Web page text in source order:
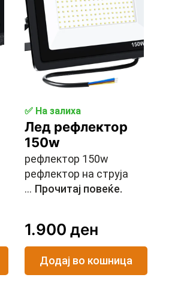
✅ На залиха
Лед рефлектор
150w
рефлектор 150w
рефлектор на струја
... Прочитај повеќе.
1.900ден
Додај во кошница